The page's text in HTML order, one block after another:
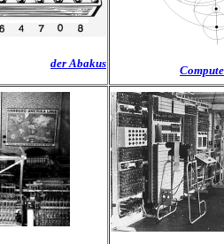
der Abakus